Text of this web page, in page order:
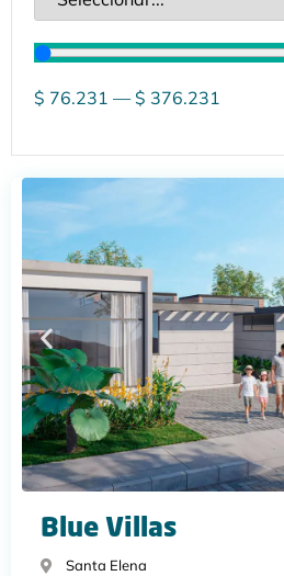
Blue Villas
Santa Elena
$ 76.231 —$ 376.231